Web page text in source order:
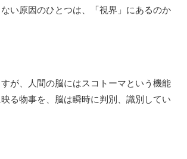
い原因のひとつは、「視界」にあるのか
が、人間の脳にはスコトーマという機能
る物事を、脳は瞬時に判別、識別してい